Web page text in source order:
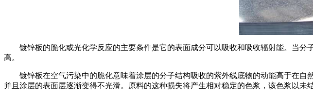
镀锌板的脆化或光化学反应的主要条件是它的表面成分可以吸收和吸收辐射能。当分
高。
镀锌板在空气污染中的脆化意味着涂层的分子结构吸收的紫外线底物的动能高于在自
并且涂层的表面层逐渐变得不光滑。原料的这种损失将产生相对稳定的色浆，该色浆以未